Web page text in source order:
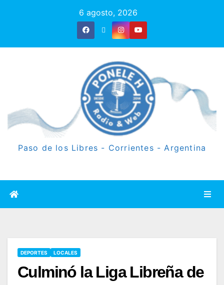
6 agosto, 2026
Paso de los Libres - Corrientes - Argentina
DEPORTES LOCALES
Culminó la Liga Libreña de